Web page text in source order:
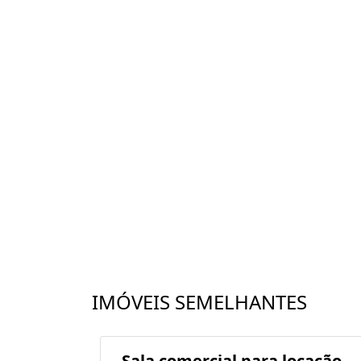
IMÓVEIS SEMELHANTES